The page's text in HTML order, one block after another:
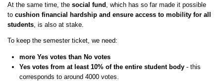
At the same time, the social fund , which has so far made it possible
to cushion financial hardship and ensure access to mobility for all
students , is also at stake.
To keep the semester ticket, we need:
more Yes votes than No votes
Yes votes from at least 10% of the entire student body - this
corresponds to around 4000 votes.